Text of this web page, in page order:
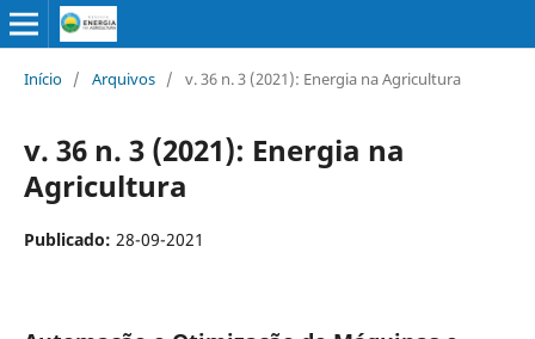
Início / Arquivos / v. 36 n. 3 (2021): Energia na Agricultura
v. 36 n. 3 (2021): Energia na
Agricultura
Publicado: 28-09-2021